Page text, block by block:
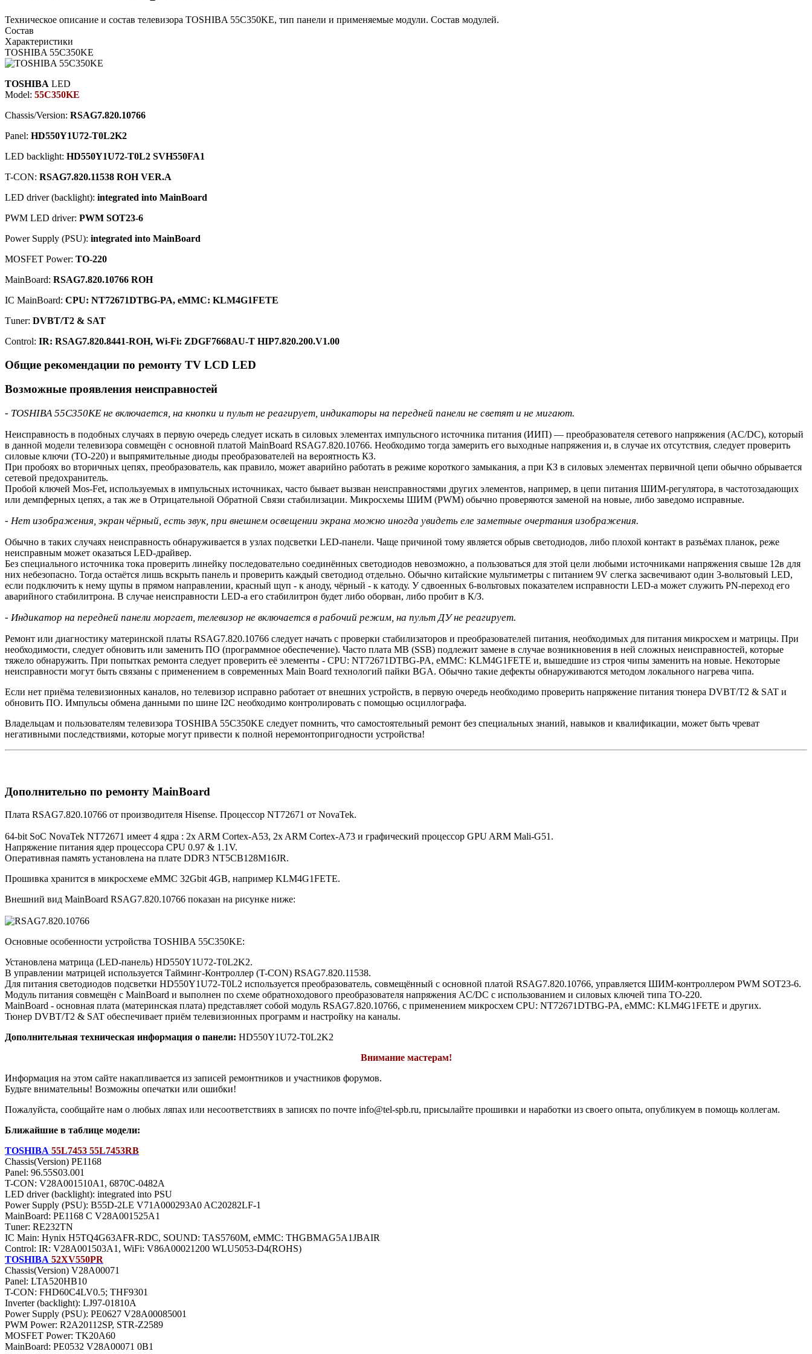
Техническое описание и состав телевизора TOSHIBA 55C350KE, тип панели и применяемые модули. Состав модулей.
Состав
Характеристики
TOSHIBA 55C350KE
TOSHIBA LED
Model: 55C350KE
Chassis/Version: RSAG7.820.10766
Panel: HD550Y1U72-T0L2K2
LED backlight: HD550Y1U72-T0L2 SVH550FA1
T-CON: RSAG7.820.11538 ROH VER.A
LED driver (backlight): integrated into MainBoard
PWM LED driver: PWM SOT23-6
Power Supply (PSU): integrated into MainBoard
MOSFET Power: TO-220
MainBoard: RSAG7.820.10766 ROH
IC MainBoard: CPU: NT72671DTBG-PA, eMMC: KLM4G1FETE
Тuner: DVBT/T2 & SAT
Control: IR: RSAG7.820.8441-ROH, Wi-Fi: ZDGF7668AU-T HIP7.820.200.V1.00
Общие рекомендации по ремонту TV LCD LED
Возможные проявления неисправностей
- TOSHIBA 55C350KE не включается, на кнопки и пульт не реагирует, индикаторы на передней панели не светят и не мигают.
Неисправность в подобных случаях в первую очередь следует искать в силовых элементах импульсного источника питания (ИИП) — преобразователя сетевого напряжения (AC/DC), который
в данной модели телевизора совмещён с основной платой MainBoard RSAG7.820.10766. Необходимо тогда замерить его выходные напряжения и, в случае их отсутствия, следует проверить
силовые ключи (TO-220) и выпрямительные диоды преобразователей на вероятность КЗ.
При пробоях во вторичных цепях, преобразователь, как правило, может аварийно работать в режиме короткого замыкания, а при КЗ в силовых элементах первичной цепи обычно обрывается
сетевой предохранитель.
Пробой ключей Mos-Fet, используемых в импульсных источниках, часто бывает вызван неисправностями других элементов, например, в цепи питания ШИМ-регулятора, в частотозадающих
или демпферных цепях, а так же в Отрицательной Обратной Связи стабилизации. Микросхемы ШИМ (PWM) обычно проверяются заменой на новые, либо заведомо исправные.
- Нет изображения, экран чёрный, есть звук, при внешнем освещении экрана можно иногда увидеть еле заметные очертания изображения.
Обычно в таких случаях неисправность обнаруживается в узлах подсветки LED-панели. Чаще причиной тому является обрыв светодиодов, либо плохой контакт в разъёмах планок, реже
неисправным может оказаться LED-драйвер.
Без специального источника тока проверить линейку последовательно соединённых светодиодов невозможно, а пользоваться для этой цели любыми источниками напряжения свыше 12в для
них небезопасно. Тогда остаётся лишь вскрыть панель и проверить каждый светодиод отдельно. Обычно китайские мультиметры с питанием 9V слегка засвечивают один 3-вольтовый LED,
если подключить к нему щупы в прямом направлении, красный щуп - к аноду, чёрный - к катоду. У сдвоенных 6-вольтовых показателем исправности LED-а может служить PN-переход его
аварийного стабилитрона. В случае неисправности LED-а его стабилитрон будет либо оборван, либо пробит в К/З.
- Индикатор на передней панели моргает, телевизор не включается в рабочий режим, на пульт ДУ не реагирует.
Ремонт или диагностику материнской платы RSAG7.820.10766 следует начать с проверки стабилизаторов и преобразователей питания, необходимых для питания микросхем и матрицы. При
необходимости, следует обновить или заменить ПО (программное обеспечение). Часто плата MB (SSB) подлежит замене в случае возникновения в ней сложных неисправностей, которые
тяжело обнаружить. При попытках ремонта следует проверить её элементы - CPU: NT72671DTBG-PA, eMMC: KLM4G1FETE и, вышедшие из строя чипы заменить на новые. Некоторые
неисправности могут быть связаны с применением в современных Main Board технологий пайки BGA. Обычно такие дефекты обнаруживаются методом локального нагрева чипа.
Если нет приёма телевизионных каналов, но телевизор исправно работает от внешних устройств, в первую очередь необходимо проверить напряжение питания тюнера DVBT/T2 & SAT и
обновить ПО. Импульсы обмена данными по шине I2C необходимо контролировать с помощью осциллографа.
Владельцам и пользователям телевизора TOSHIBA 55C350KE следует помнить, что самостоятельный ремонт без специальных знаний, навыков и квалификации, может быть чреват
негативными последствиями, которые могут привести к полной неремонтопригодности устройства!
Дополнительно по ремонту MainBoard
Плата RSAG7.820.10766 от производителя Hisense. Процессор NT72671 от NovaTek.
64-bit SoC NovaTek NT72671 имеет 4 ядра : 2x ARM Cortex-A53, 2x ARM Cortex-A73 и графический процессор GPU ARM Mali-G51.
Напряжение питания ядер процессора CPU 0.97 & 1.1V.
Оперативная память установлена на плате DDR3 NT5CB128M16JR.
Прошивка хранится в микросхеме eMMC 32Gbit 4GB, например KLM4G1FETE.
Внешний вид MainBoard RSAG7.820.10766 показан на рисунке ниже:
Основные особенности устройства TOSHIBA 55C350KE:
Установлена матрица (LED-панель) HD550Y1U72-T0L2K2.
В управлении матрицей используется Тайминг-Контроллер (T-CON) RSAG7.820.11538.
Для питания светодиодов подсветки HD550Y1U72-T0L2 используется преобразователь, совмещённый с основной платой RSAG7.820.10766, управляется ШИМ-контроллером PWM SOT23-6.
Модуль питания совмещён с MainBoard и выполнен по схеме обратноходового преобразователя напряжения AC/DC c использованием и силовых ключей типа TO-220.
MainBoard - основная плата (материнская плата) представляет собой модуль RSAG7.820.10766, с применением микросхем CPU: NT72671DTBG-PA, eMMC: KLM4G1FETE и других.
Тюнер DVBT/T2 & SAT обеспечивает приём телевизионных программ и настройку на каналы.
Дополнительная техническая информация о панели: HD550Y1U72-T0L2K2
Внимание мастерам!
Информация на этом сайте накапливается из записей ремонтников и участников форумов.
Будьте внимательны! Возможны опечатки или ошибки!
Пожалуйста, сообщайте нам о любых ляпах или несоответствиях в записях по почте info@tel-spb.ru, присылайте прошивки и наработки из своего опыта, опубликуем в помощь коллегам.
Ближайшие в таблице модели:
TOSHIBA 55L7453 55L7453RB
Chassis(Version) PE1168
Panel: 96.55S03.001
T-CON: V28A001510A1, 6870C-0482A
LED driver (backlight): integrated into PSU
Power Supply (PSU): B55D-2LE V71A000293A0 AC20282LF-1
MainBoard: PE1168 C V28A001525A1
Тuner: RE232TN
IC Main: Hynix H5TQ4G63AFR-RDC, SOUND: TAS5760M, eMMC: THGBMAG5A1JBAIR
Control: IR: V28A001503A1, WiFi: V86A00021200 WLU5053-D4(ROHS)
TOSHIBA 52XV550PR
Chassis(Version) V28A00071
Panel: LTA520HB10
T-CON: FHD60C4LV0.5; THF9301
Inverter (backlight): LJ97-01810A
Power Supply (PSU): PE0627 V28A00085001
PWM Power: R2A20112SP, STR-Z2589
MOSFET Power: TK20A60
MainBoard: PE0532 V28A00071 0B1